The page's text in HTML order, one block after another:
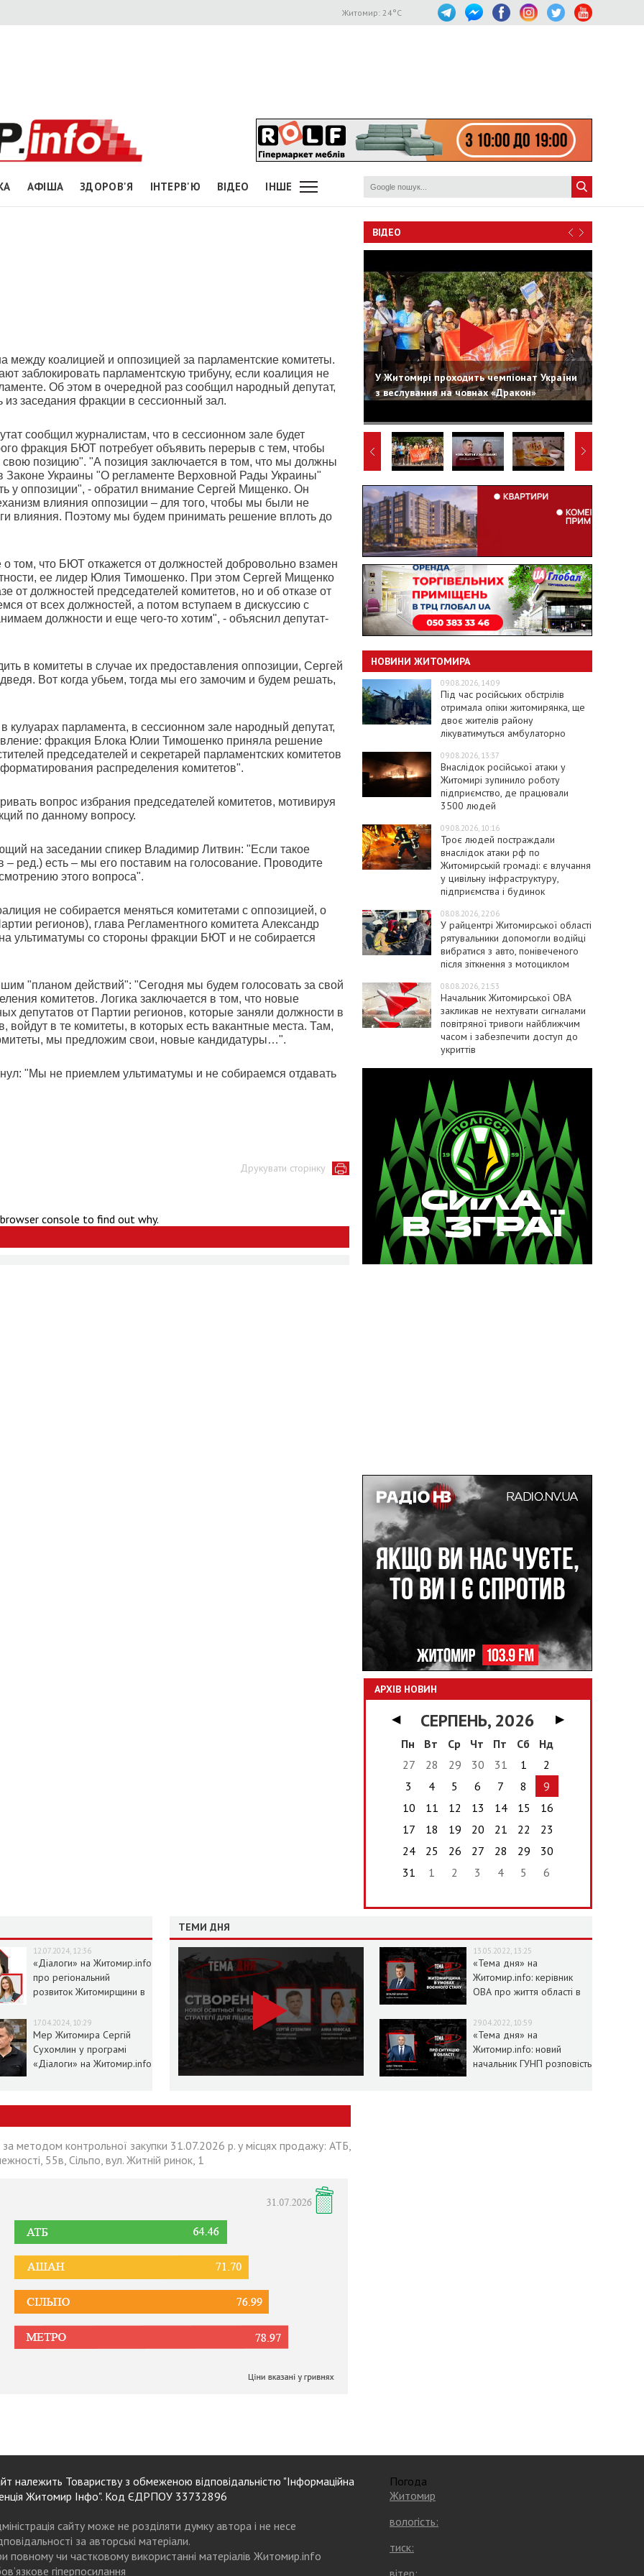
Житомир: 24°C
АФІША ЗДОРОВ'Я ІНТЕРВ'Ю ВІДЕО ІНШЕ
между коалицией и оппозицией за парламентские комитеты.
заблокировать парламентскую трибуну, если коалиция не
Об этом в очередной раз сообщил народный депутат,
заседания фракции в сессионный зал.
сообщил журналистам, что в сессионном зале будет
фракция БЮТ потребует объявить перерыв с тем, чтобы
позицию". "А позиция заключается в том, что мы должны
Законе Украины "О регламенте Верховной Рады Украины"
у оппозиции", - обратил внимание Сергей Мищенко. Он
влияния оппозиции – для того, чтобы мы были не
влияния. Поэтому мы будем принимать решение вплоть до
том, что БЮТ откажется от должностей добровольно взамен
ее лидер Юлия Тимошенко. При этом Сергей Мищенко
от должностей председателей комитетов, но и об отказе от
от всех должностей, а потом вступаем в дискуссию с
должности и еще чего-то хотим", - объяснил депутат-
в комитеты в случае их предоставления оппозиции, Сергей
Вот когда убьем, тогда мы его замочим и будем решать,
парламента, в сессионном зале народный депутат,
фракция Блока Юлии Тимошенко приняла решение
председателей и секретарей парламентских комитетов
распределения комитетов".
вопрос избрания председателей комитетов, мотивируя
по данному вопросу.
на заседании спикер Владимир Литвин: "Если такое
ред.) есть – мы его поставим на голосование. Проводите
этого вопроса".
не собирается меняться комитетами с оппозицией, о
регионов), глава Регламентного комитета Александр
ультиматумы со стороны фракции БЮТ и не собирается
"планом действий": "Сегодня мы будем голосовать за свой
комитетов. Логика заключается в том, что новые
депутатов от Партии регионов, которые заняли должности в
в те комитеты, в которых есть вакантные места. Там,
мы предложим свои, новые кандидатуры…".
"Мы не приемлем ультиматумы и не собираемся отдавать
Друкувати сторінку
console to find out why.
ВІДЕО
У Житомирі проходить чемпіонат України
з веслування на човнах «Дракон»
НОВИНИ ЖИТОМИРА
09.08.2026, 14:09
Під час російських обстрілів
отримала опіки житомирянка, ще
двоє жителів району
лікуватимуться амбулаторно
09.08.2026, 13:37
Внаслідок російської атаки у
Житомирі зупинило роботу
підприємство, де працювали
3500 людей
09.08.2026, 10:16
Троє людей постраждали
внаслідок атаки рф по
Житомирській громаді: є влучання
у цивільну інфраструктуру,
підприємства і будинок
08.08.2026, 22:06
У райцентрі Житомирської області
рятувальники допомогли водійці
вибратися з авто, понівеченого
після зіткнення з мотоциклом
08.08.2026, 21:53
Начальник Житомирської ОВА
закликав не нехтувати сигналами
повітряної тривоги найближчим
часом і забезпечити доступ до
укриттів
АРХІВ НОВИН
◀ СЕРПЕНЬ, 2026
▶
Пн
Вт Ср Чт Пт Сб
Нд
27
28 29 30 31 1
2
3
4 5 6 7 8
9
10
11 12 13 14 15
16
17
18 19 20 21 22
23
24
25 26 27 28 29
30
31
1 2 3 4 5 6
12.07.2024, 12:36
«Діалоги» на Житомир.info
про регіональний
розвиток Житомирщини в
17.04.2024, 10:29
Мер Житомира Сергій
Сухомлин у програмі
«Діалоги» на Житомир.info
ТЕМИ ДНЯ
13.05.2022, 13:25
«Тема дня» на
Житомир.info: керівник
ОВА про життя області в
29.04.2022, 10:59
«Тема дня» на
Житомир.info: новий
начальник ГУНП розповість
за методом контрольної закупки 31.07.2026 р. у місцях продажу: АТБ,
55в, Сільпо, вул. Житній ринок, 1
належить Товариству з обмеженою відповідальністю "Інформаційна
Житомир Інфо". Код ЄДРПОУ 33732896
сайту може не розділяти думку автора і не несе
за авторські матеріали.
повному чи частковому використанні матеріалів Житомир.info
гіперпосилання
Погода
Житомир
вологість:
тиск:
вітер: